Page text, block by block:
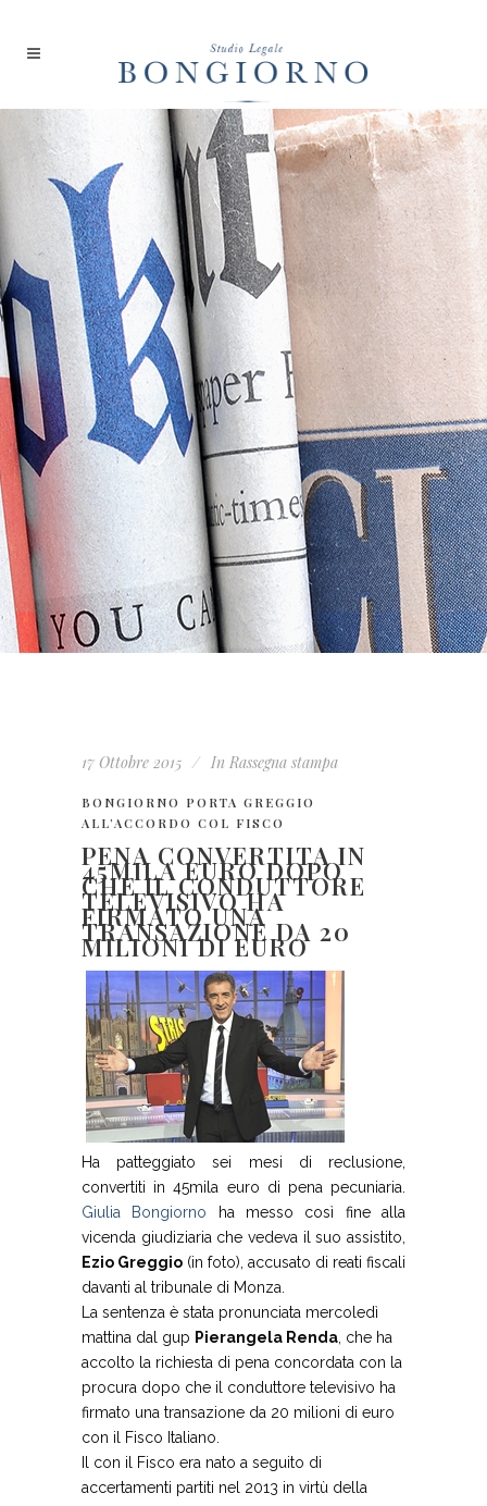
17 Ottobre 2015 In Rassegna stampa
BONGIORNO PORTA GREGGIO
ALL’ACCORDO COL FISCO
PENA CONVERTITA IN
45MILA EURO DOPO
CHE IL CONDUTTORE
TELEVISIVO HA
FIRMATO UNA
TRANSAZIONE DA 20
MILIONI DI EURO
Ha patteggiato sei mesi di reclusione,
convertiti in 45mila euro di pena pecuniaria.
Giulia Bongiorno ha messo così fine alla
vicenda giudiziaria che vedeva il suo assistito,
Ezio Greggio (in foto), accusato di reati fiscali
davanti al tribunale di Monza.
La sentenza è stata pronunciata mercoledì
mattina dal gup Pierangela Renda , che ha
accolto la richiesta di pena concordata con la
procura dopo che il conduttore televisivo ha
firmato una transazione da 20 milioni di euro
con il Fisco Italiano.
Il con il Fisco era nato a seguito di
accertamenti partiti nel 2013 in virtù della